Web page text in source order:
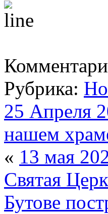
Рубрика:
25 Апреля
нашем
« 13 мая
Святая
Бутове